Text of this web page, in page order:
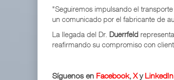
"Seguiremos impulsando el
un comunicado por el fabricante de
La llegada del Dr. Duerrfeld
reafirmando su compromiso con
Síguenos en Facebook, Xy LinkedIn